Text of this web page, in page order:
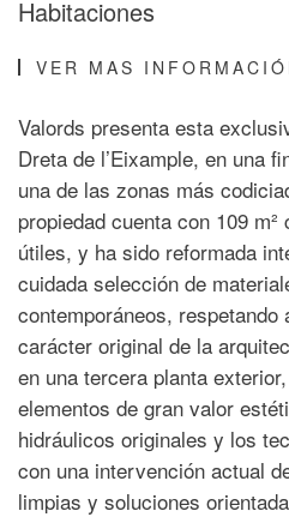
Habitaciones
VER MAS
Valords presenta esta
Dreta de l’Eixample, en una
una de las zonas más
propiedad cuenta con 109
útiles, y ha sido reformada
cuidada selección de
contemporáneos, respetando
carácter original de la
en una tercera planta
elementos de gran valor
hidráulicos originales y los
con una intervención actual
limpias y soluciones